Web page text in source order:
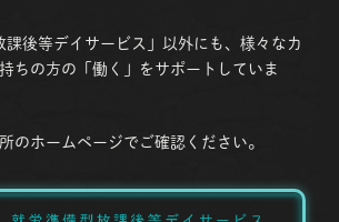
課後等デイサービス」以外にも、様々なカ
ちの方の「働く」をサポートしていま
のホームページでご確認ください。